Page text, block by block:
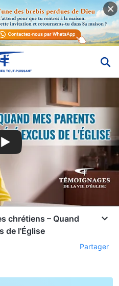
chrétiens – Quand
de l'Église
Partager